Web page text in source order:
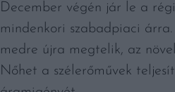
December végén jár le a
mindenkori szabadpiaci
medre újra megtelik, az
Nőhet a szélerőművek